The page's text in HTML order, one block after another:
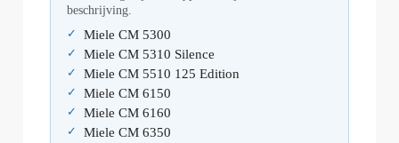
beschrijving.
Miele CM 5300
Miele CM 5310 Silence
Miele CM 5510 125 Edition
Miele CM 6150
Miele CM 6160
Miele CM 6350